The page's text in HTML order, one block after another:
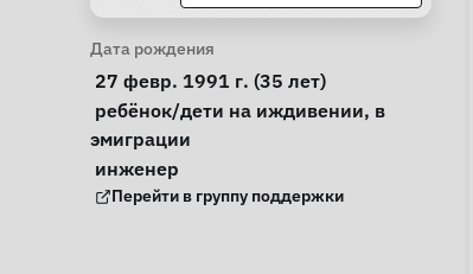
Личная информация
Дата рождения
27 февр. 1991 г. (35 лет)
Особые обстоятельства
ребёнок/дети на иждивении, в
эмиграции
Примечания
инженер
Группа поддержки
Перейти в группу поддержки